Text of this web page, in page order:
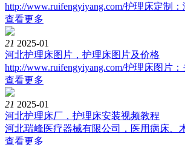
http://www.ruifengyiyang.com/护理床定制
查看更多
21 2025-01
河北护理床图片，护理床图片及价格
http://www.ruifengyiyang.com/护理床图片
查看更多
21 2025-01
河北护理床厂，护理床安装视频教程
河北瑞峰医疗器械有限公司，医用病床、
查看更多